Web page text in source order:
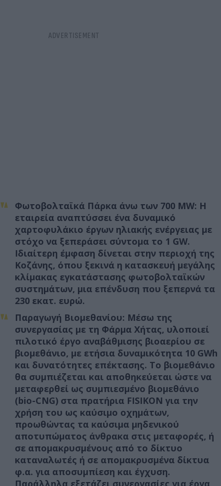
Φωτοβολταϊκά Πάρκα άνω των 700 MW: Η
εταιρεία αναπτύσσει ένα δυναμικό
χαρτοφυλάκιο έργων ηλιακής ενέργειας με
στόχο να ξεπεράσει σύντομα το 1 GW.
Ιδιαίτερη έμφαση δίνεται στην περιοχή της
Κοζάνης, όπου ξεκινά η κατασκευή μεγάλης
κλίμακας εγκατάστασης φωτοβολταϊκών
συστημάτων, μια επένδυση που ξεπερνά τα
230 εκατ. ευρώ.
Παραγωγή Βιομεθανίου: Μέσω της
συνεργασίας με τη Φάρμα Χήτας, υλοποιεί
πιλοτικό έργο αναβάθμισης βιοαερίου σε
βιομεθάνιο, με ετήσια δυναμικότητα 10 GWh
και δυνατότητες επέκτασης. Το βιομεθάνιο
θα συμπιέζεται και αποθηκεύεται ώστε να
μεταφερθεί ως συμπιεσμένο βιομεθάνιο
(bio-CNG) στα πρατήρια FISIKON για την
χρήση του ως καύσιμο οχημάτων,
προωθώντας τα καύσιμα μηδενικού
αποτυπώματος άνθρακα στις μεταφορές, ή
σε απομακρυσμένους από το δίκτυο
καταναλωτές ή σε απομακρυσμένα δίκτυα
φ.α. για αποσυμπίεση και έγχυση.
Παράλληλα εξετάζει συνεργασίες για έργα